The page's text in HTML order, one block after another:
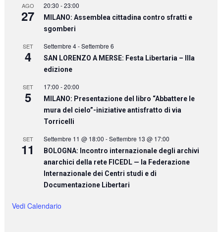
AGO
27
20:30 -23:00
MILANO: Assemblea cittadina contro sfratti e
sgomberi
SET
4
Settembre 4-Settembre 6
SAN LORENZO A MERSE: Festa Libertaria – IIIa
edizione
SET
5
17:00 -20:00
MILANO: Presentazione del libro “Abbattere le
mura del cielo”-iniziative antisfratto di via
Torricelli
SET
11
Settembre 11 @ 18:00 -Settembre 13 @ 17:00
BOLOGNA: Incontro internazionale degli archivi
anarchici della rete FICEDL — la Federazione
Internazionale dei Centri studi e di
Documentazione Libertari
Vedi Calendario